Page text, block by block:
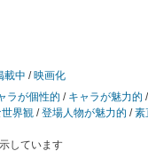
載中 /映画化
ラが個性的 / キャラが魅力的 /
界観 /登場人物が魅力的 /素
しています